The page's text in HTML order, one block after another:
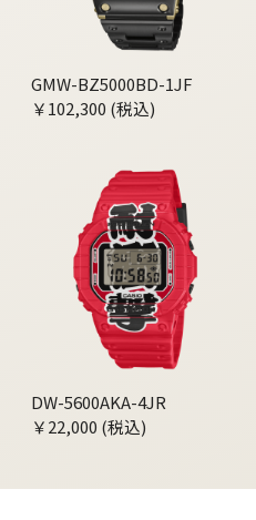
GMW-BZ5000BD-1JF
￥102,300 (税込)
DW-5600AKA-4JR
￥22,000 (税込)